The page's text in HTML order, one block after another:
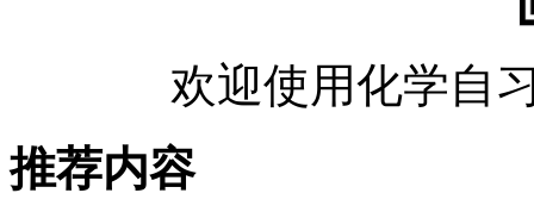
欢迎使用化学自
推荐内容